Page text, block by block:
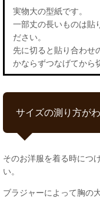
実物大の型紙です。
一部丈の長いものは貼
ださい。
先に切ると貼り合わせ
かならずつなげてから
サイズの測り方が
そのお洋服を着る時につ
い。
ブラジャーによって胸の